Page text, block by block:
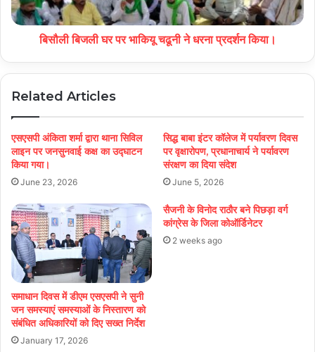
बिसौली बिजली घर पर भाकियू चढूनी ने धरना प्रदर्शन किया।
Related Articles
एसएसपी अंकिता शर्मा द्वारा थाना सिविल
लाइन पर जनसुनवाई कक्ष का उद्घाटन
किया गया।
June 23, 2026
सिद्ध बाबा इंटर कॉलेज में पर्यावरण दिवस
पर वृक्षारोपण, प्रधानाचार्य ने पर्यावरण
संरक्षण का दिया संदेश
June 5, 2026
समाधान दिवस में डीएम एसएसपी ने सुनी
जन समस्याएं समस्याओं के निस्तारण को
संबंधित अधिकारियों को दिए सख्त निर्देश
January 17, 2026
सैजनी के विनोद राठौर बने पिछड़ा वर्ग
कांग्रेस के जिला कोऑर्डिनेटर
2 weeks ago